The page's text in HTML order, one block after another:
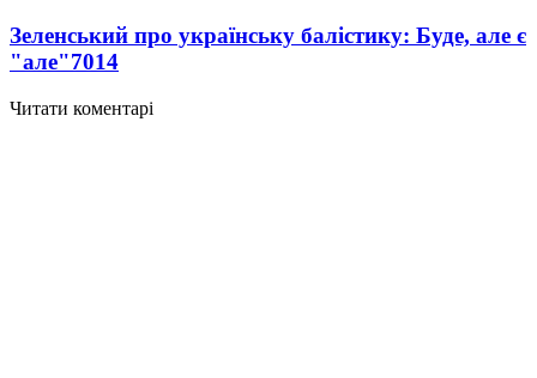
Зеленський про українську балістику: Буде, але є
"але"7014
Читати коментарі